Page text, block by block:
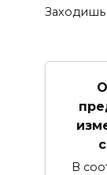
В